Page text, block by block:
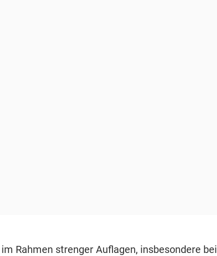
Rahmen strenger Auflagen, insbesondere bei